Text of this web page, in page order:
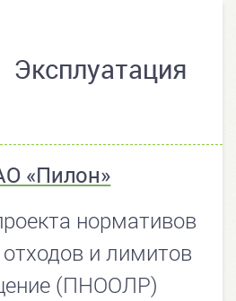
Эксплуатация
«Пилон»
нормативов
и лимитов
(ПНООЛР)